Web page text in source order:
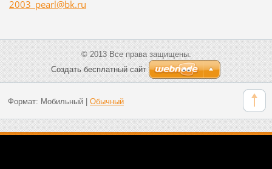
2003_pearl@bk.ru
© 2013 Все права защищены.
Создать бесплатный сайт
Формат: Мобильный| Обычный